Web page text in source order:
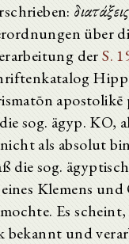
über
derS.
apostolikē
sog. ägyp. KO,
als absolut
die sog.
Klemens und
Es scheint,
bekannt und